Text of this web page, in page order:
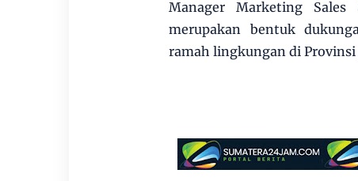
Manager Marketing
merupakan bentuk
ramah lingkungan di Provinsi